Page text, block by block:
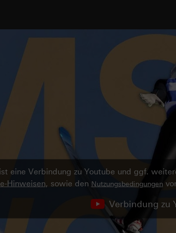
eine Verbindung zu Youtube und ggf.
Hinweisen, sowie den Nutzungsbedingungen
Verbindung zu